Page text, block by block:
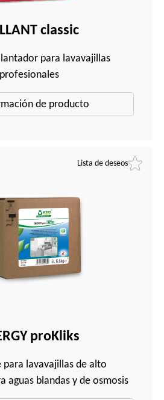
classic
para lavavajillas
profesionales
de producto
Lista de deseos
proKliks
para lavavajillas de alto
aguas blandas y de osmosis